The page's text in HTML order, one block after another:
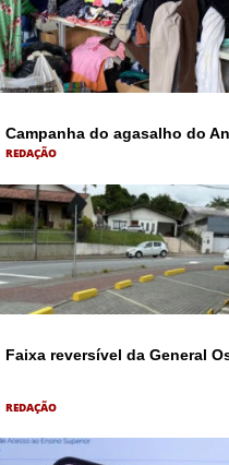
Campanha do agasalho do
REDAÇÃO
Faixa reversível da General
REDAÇÃO